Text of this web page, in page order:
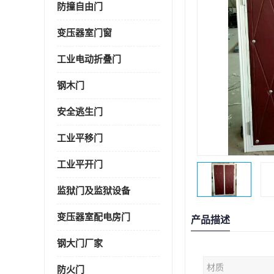
防撞自由门
变压器室门窗
工业电动折叠门
钢木门
安全逃生门
工业平移门
工业平开门
监狱门及监狱设备
变压器室配电房门
钢大门厂家
防火门
产品描述
材质